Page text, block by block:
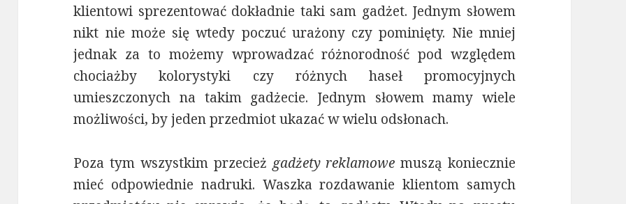
klientowi sprezentować dokładnie taki sam gadżet. Jednym słowem
nikt nie może się wtedy poczuć urażony czy pominięty. Nie mniej
jednak za to możemy wprowadzać różnorodność pod względem
chociażby kolorystyki czy różnych haseł promocyjnych
umieszczonych na takim gadżecie. Jednym słowem mamy wiele
możliwości, by jeden przedmiot ukazać w wielu odsłonach.
Poza tym wszystkim przecież gadżety reklamowe muszą koniecznie
mieć odpowiednie nadruki. Waszka rozdawanie klientom samych